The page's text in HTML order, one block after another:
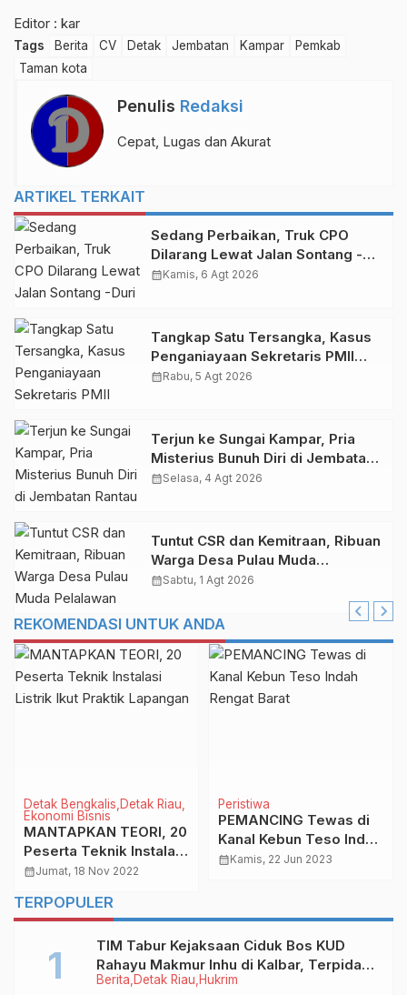
Editor : kar
Tags Berita CV Detak Jembatan Kampar
Pemkab
Taman kota
Penulis Redaksi
Cepat, Lugas dan Akurat
ARTIKEL TERKAIT
Sedang Perbaikan, Truk CPO
Dilarang Lewat Jalan Sontang -
Duri
calendar_monthKamis, 6 Agt 2026
Tangkap Satu Tersangka, Kasus
Penganiayaan Sekretaris PMII
Ditangani Polda Riau
calendar_monthRabu, 5 Agt 2026
Terjun ke Sungai Kampar, Pria
Misterius Bunuh Diri di Jembatan
Rantau Berangin
calendar_monthSelasa, 4 Agt 2026
Tuntut CSR dan Kemitraan, Ribuan
Warga Desa Pulau Muda
Pelalawan Unjuk Rasa di PKS PT
calendar_monthSabtu, 1 Agt 2026
REKOMENDASI UNTUK ANDA
Detak Bengkalis Detak Riau
Ekonomi Bisnis
MANTAPKAN TEORI, 20
Peserta Teknik Instalasi
Listrik Ikut Praktik
calendar_monthJumat, 18 Nov 2022
Peristiwa
PEMANCING Tewas di
Kanal Kebun Teso Indah
Rengat Barat
calendar_monthKamis, 22 Jun 2023
TERPOPULER
Berita Detak Riau Hukrim
TIM Tabur Kejaksaan Ciduk Bos KUD
Rahayu Makmur Inhu di Kalbar, Terpidana
Kredit Fiktif Rp2,8 M